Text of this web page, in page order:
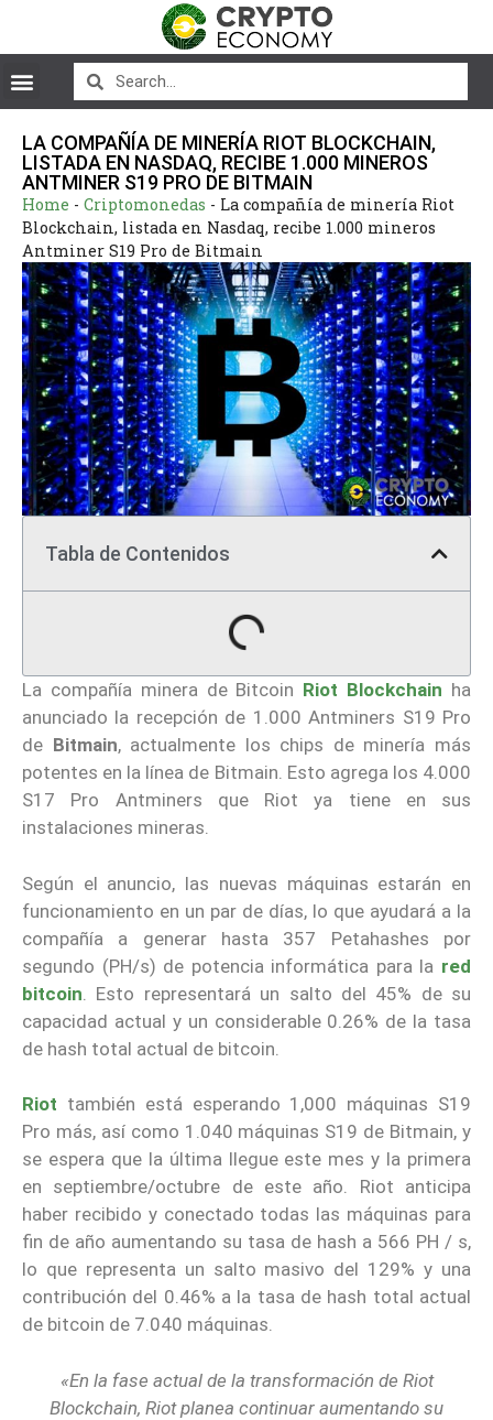
LA COMPAÑÍA DE MINERÍA RIOT BLOCKCHAIN,
LISTADA EN NASDAQ, RECIBE 1.000 MINEROS
ANTMINER S19 PRO DE BITMAIN
Home - Criptomonedas - La compañía de minería Riot
Blockchain, listada en Nasdaq, recibe 1.000 mineros
Antminer S19 Pro de Bitmain
Tabla de Contenidos
La compañía minera de Bitcoin Riot Blockchain ha
anunciado la recepción de 1.000 Antminers S19 Pro
de Bitmain, actualmente los chips de minería más
potentes en la línea de Bitmain. Esto agrega los 4.000
S17 Pro Antminers que Riot ya tiene en sus
instalaciones mineras.
Según el anuncio, las nuevas máquinas estarán en
funcionamiento en un par de días, lo que ayudará a la
compañía a generar hasta 357 Petahashes por
segundo (PH/s) de potencia informática para la red
bitcoin . Esto representará un salto del 45% de su
capacidad actual y un considerable 0.26% de la tasa
de hash total actual de bitcoin.
Riot también está esperando 1,000 máquinas S19
Pro más, así como 1.040 máquinas S19 de Bitmain, y
se espera que la última llegue este mes y la primera
en septiembre/octubre de este año. Riot anticipa
haber recibido y conectado todas las máquinas para
fin de año aumentando su tasa de hash a 566 PH / s,
lo que representa un salto masivo del 129% y una
contribución del 0.46% a la tasa de hash total actual
de bitcoin de 7.040 máquinas.
«En la fase actual de la transformación de Riot
Blockchain, Riot planea continuar aumentando su